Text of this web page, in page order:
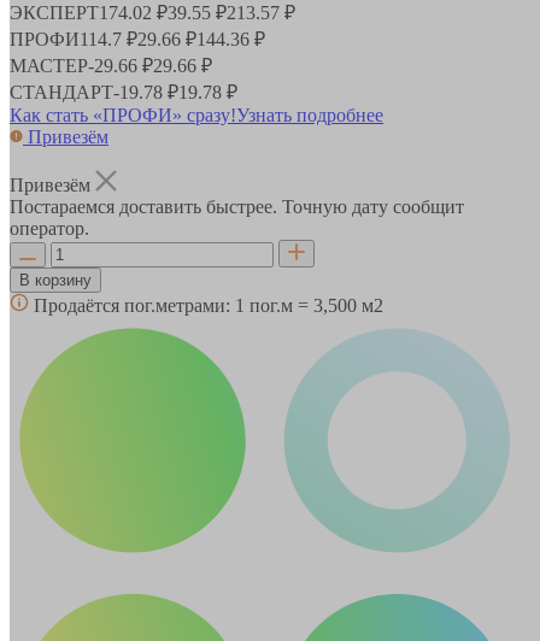
ЭКСПЕРТ174.02 ₽39.55 ₽213.57 ₽
ПРОФИ114.7 ₽29.66 ₽144.36 ₽
МАСТЕР-29.66 ₽29.66 ₽
СТАНДАРТ-19.78 ₽19.78 ₽
Как стать «ПРОФИ» сразу!Узнать подробнее
Привезём
Привезём
Постараемся доставить быстрее. Точную дату сообщит
оператор.
В корзину
Продаётся пог.метрами: 1 пог.м = 3,500 м2